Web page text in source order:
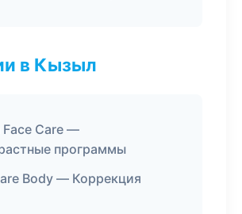
в Кызыл
Face Care —
программы
Body — Коррекция